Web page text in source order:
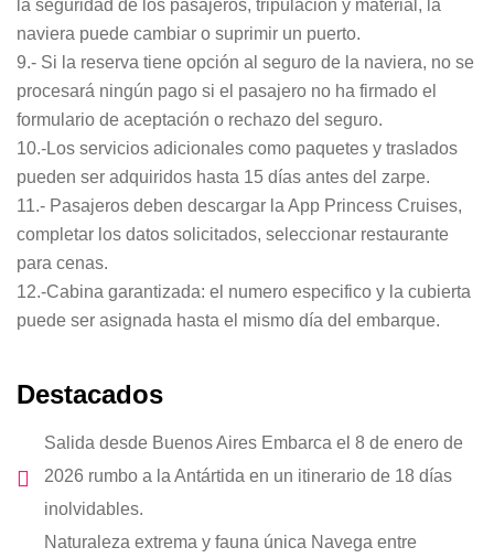
la seguridad de los pasajeros, tripulación y material, la
naviera puede cambiar o suprimir un puerto.
9.- Si la reserva tiene opción al seguro de la naviera, no se
procesará ningún pago si el pasajero no ha firmado el
formulario de aceptación o rechazo del seguro.
10.-Los servicios adicionales como paquetes y traslados
pueden ser adquiridos hasta 15 días antes del zarpe.
11.- Pasajeros deben descargar la App Princess Cruises,
completar los datos solicitados, seleccionar restaurante
para cenas.
12.-Cabina garantizada: el numero especifico y la cubierta
puede ser asignada hasta el mismo día del embarque.
Destacados
Salida desde Buenos Aires Embarca el 8 de enero de
2026 rumbo a la Antártida en un itinerario de 18 días
inolvidables.
Naturaleza extrema y fauna única Navega entre